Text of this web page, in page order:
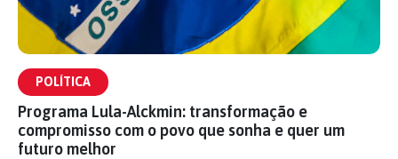
POLÍTICA
Programa Lula-Alckmin: transformação e
compromisso com o povo que sonha e quer um
futuro melhor